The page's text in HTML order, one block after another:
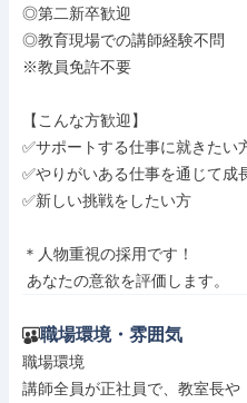
◎第二新卒歓迎
◎教育現場での講師経験不問
※教員免許不要
【こんな方歓迎】
✅サポートする仕事に就きたい
✅やりがいある仕事を通じて成
✅新しい挑戦をしたい方
＊人物重視の採用です！
あなたの意欲を評価します。
職場環境・雰囲気
職場環境
講師全員が正社員で、教室長や